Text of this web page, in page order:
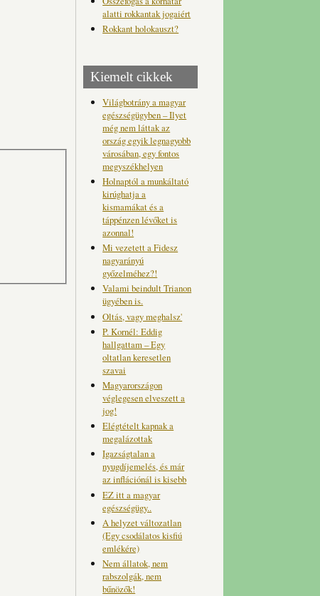
alatti rokkantak jogaiért
Rokkant holokauszt?
Kiemelt cikkek
Világbotrány a magyar
egészségügyben – Ilyet
még nem láttak az
ország egyik legnagyobb
városában, egy fontos
megyszékhelyen
Holnaptól a munkáltató
kirúghatja a
kismamákat és a
táppénzen lévőket is
azonnal!
Mi vezetett a Fidesz
nagyarányú
győzelméhez?!
Valami beindult Trianon
ügyében is.
Oltás, vagy meghalsz'
P. Kornél: Eddig
hallgattam – Egy
oltatlan keresetlen
szavai
Magyarországon
véglegesen elveszett a
jog!
Elégtételt kapnak a
megalázottak
Igazságtalan a
nyugdíjemelés, és már
az inflációnál is kisebb
EZ itt a magyar
egészségügy..
A helyzet változatlan
(Egy csodálatos kisfiú
emlékére)
Nem állatok, nem
rabszolgák, nem
bűnözők!